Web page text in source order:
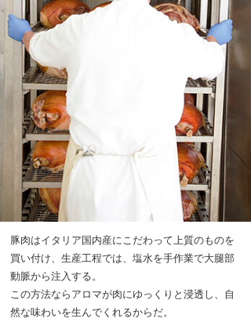
豚肉はイタリア国内産にこだわって上質のものを
買い付け、生産工程では、塩水を手作業で大腿部
動脈から注入する。
この方法ならアロマが肉にゆっくりと浸透し、自
然な味わいを生んでくれるからだ。